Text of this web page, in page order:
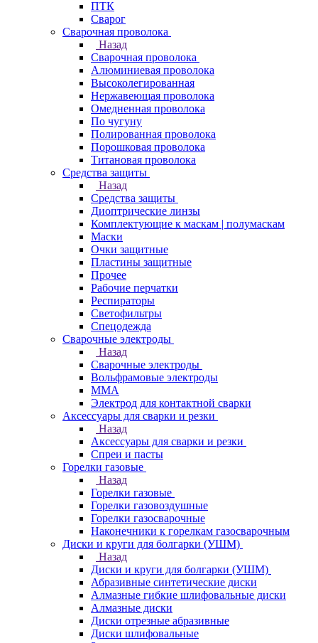
ПТК
Сварог
Сварочная проволока
Назад
Сварочная проволока
Алюминиевая проволока
Высоколегированная
Нержавеющая проволока
Омедненная проволока
По чугуну
Полированная проволока
Порошковая проволока
Титановая проволока
Средства защиты
Назад
Средства защиты
Диоптрические линзы
Комплектующие к маскам | полумаскам
Маски
Очки защитные
Пластины защитные
Прочее
Рабочие перчатки
Респираторы
Светофильтры
Спецодежда
Сварочные электроды
Назад
Сварочные электроды
Вольфрамовые электроды
ММА
Электрод для контактной сварки
Аксессуары для сварки и резки
Назад
Аксессуары для сварки и резки
Спреи и пасты
Горелки газовые
Назад
Горелки газовые
Горелки газовоздушные
Горелки газосварочные
Наконечники к горелкам газосварочным
Диски и круги для болгарки (УШМ)
Назад
Диски и круги для болгарки (УШМ)
Абразивные синтетические диски
Алмазные гибкие шлифовальные диски
Алмазные диски
Диски отрезные абразивные
Диски шлифовальные